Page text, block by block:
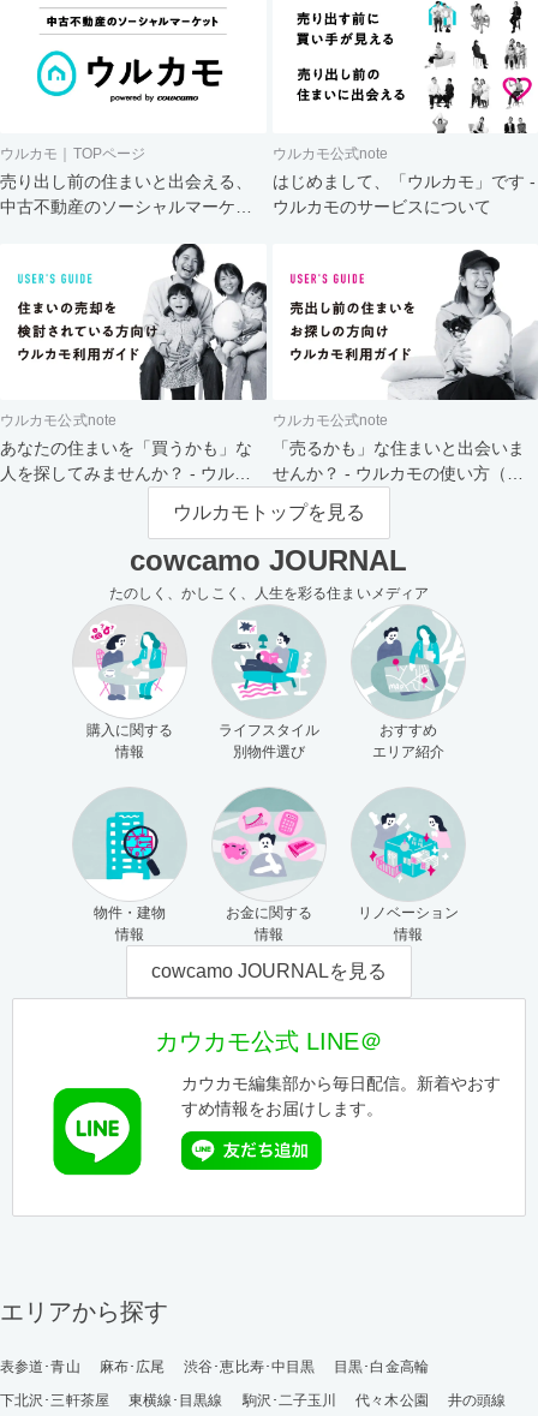
ウルカモ｜TOPページ
売り出し前の住まいと出会える、
中古不動産のソーシャルマーケッ
ウルカモ公式note
はじめまして、「ウルカモ」です -
ウルカモのサービスについて
ウルカモ公式note
あなたの住まいを「買うかも」な
人を探してみませんか？ - ウルカ
ウルカモ公式note
「売るかも」な住まいと出会いま
せんか？ - ウルカモの使い方（買
主さま向け）
ウルカモトップを見る
cowcamo JOURNAL
たのしく、かしこく、人生を彩る住まいメディア
購入に関する
情報
ライフスタイル
別物件選び
おすすめ
エリア紹介
物件・建物
情報
お金に関する
情報
リノベーション
情報
cowcamo JOURNALを見る
カウカモ公式 LINE＠
カウカモ編集部から毎日配信。新着やおす
すめ情報をお届けします。
エリアから探す
表参道･青山 麻布･広尾 渋谷･恵比寿･中目黒
目黒･白金高輪
下北沢･三軒茶屋
東横線･目黒線 駒沢･二子玉川 代々木公園
井の頭線